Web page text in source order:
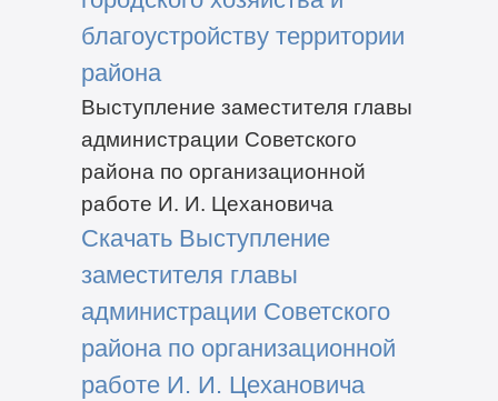
благоустройству территории
района
Выступление заместителя главы
администрации Советского
района по организационной
работе И. И. Цехановича
Скачать Выступление
заместителя главы
администрации Советского
района по организационной
работе И. И. Цехановича